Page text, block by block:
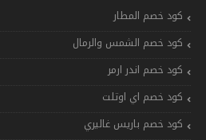
كود خصم المطار
كود خصم الشمس والرمال
كود خصم اندر ارمر
كود خصم اي اوتلت
كود خصم باريس غاليري